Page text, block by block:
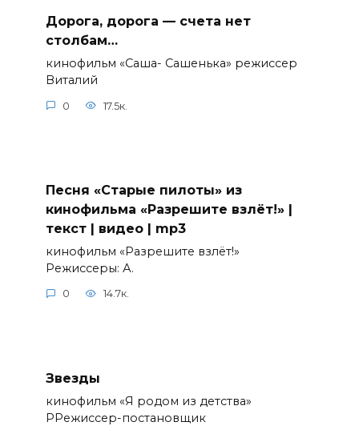
Дорога, дорога — счета нет
столбам…
кинофильм «Саша- Сашенька» режиссер
Виталий
0 17.5к.
Песня «Старые пилоты» из
кинофильма «Разрешите взлёт!» |
текст | видео | mp3
кинофильм «Разрешите взлёт!»
Режиссеры: А.
0 14.7к.
Звезды
кинофильм «Я родом из детства»
РРежиссер-постановщик